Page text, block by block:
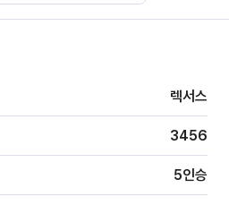
렉서스
3456
5인승